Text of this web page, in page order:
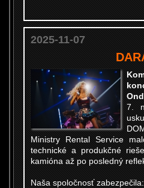
2025-11-07
7.
Ministry Rental Service
technické a produkčné
kamióna až po posledný
Naša spoločnosť zabezpečila: